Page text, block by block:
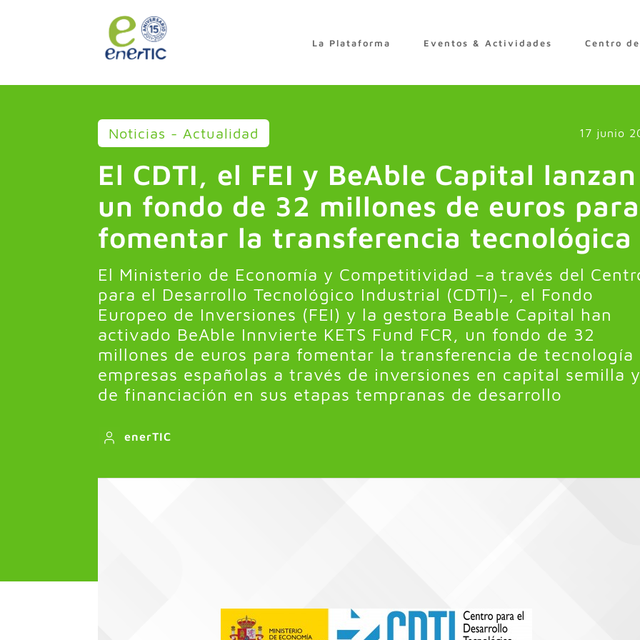
La Plataforma Eventos & Actividades Centro
Noticias - Actualidad 17 junio
El CDTI, el FEI y BeAble Capital lanzan
un fondo de 32 millones de euros para
fomentar la transferencia tecnológica
El Ministerio de Economía y Competitividad –a través del
para el Desarrollo Tecnológico Industrial (CDTI)–, el Fondo
Europeo de Inversiones (FEI) y la gestora Beable Capital han
activado BeAble Innvierte KETS Fund FCR, un fondo de 32
millones de euros para fomentar la transferencia de tecnología
empresas españolas a través de inversiones en capital semilla y
de financiación en sus etapas tempranas de desarrollo
enerTIC